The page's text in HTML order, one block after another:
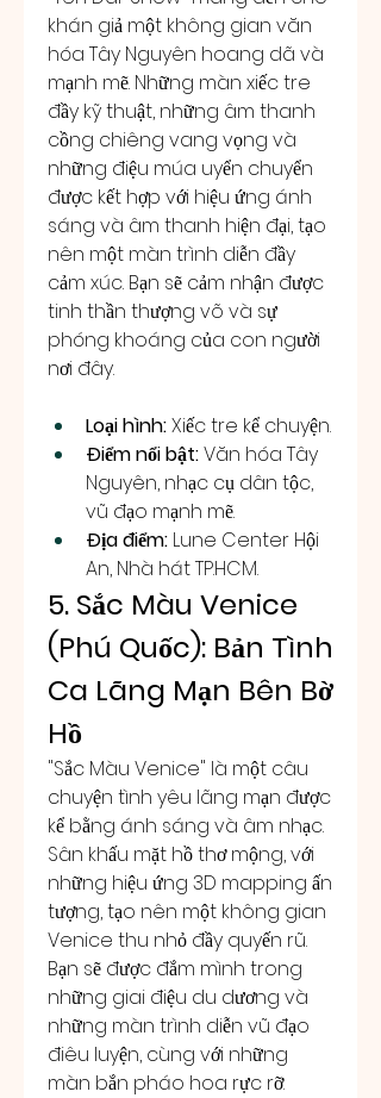
khán giả một không gian văn
hóa Tây Nguyên hoang dã và
mạnh mẽ. Những màn xiếc tre
đầy kỹ thuật, những âm thanh
cồng chiêng vang vọng và
những điệu múa uyển chuyển
được kết hợp với hiệu ứng ánh
sáng và âm thanh hiện đại, tạo
nên một màn trình diễn đầy
cảm xúc. Bạn sẽ cảm nhận được
tinh thần thượng võ và sự
phóng khoáng của con người
nơi đây.
Loại hình: Xiếc tre kể chuyện.
Điểm nổi bật: Văn hóa Tây
Nguyên, nhạc cụ dân tộc,
vũ đạo mạnh mẽ.
Địa điểm: Lune Center Hội
An, Nhà hát TP.HCM.
5. Sắc Màu Venice
(Phú Quốc): Bản Tình
Ca Lãng Mạn Bên Bờ
Hồ
"Sắc Màu Venice" là một câu
chuyện tình yêu lãng mạn được
kể bằng ánh sáng và âm nhạc.
Sân khấu mặt hồ thơ mộng, với
những hiệu ứng 3D mapping ấn
tượng, tạo nên một không gian
Venice thu nhỏ đầy quyến rũ.
Bạn sẽ được đắm mình trong
những giai điệu du dương và
những màn trình diễn vũ đạo
điêu luyện, cùng với những
màn bắn pháo hoa rực rỡ.